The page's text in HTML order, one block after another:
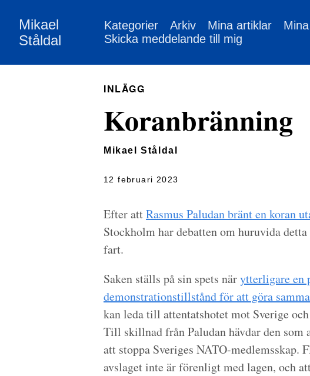
Mikael
Ståldal
Kategorier Arkiv Mina artiklar
Skicka meddelande till mig
INLÄGG
Koranbränning
Mikael Ståldal
12 februari 2023
Efter attRasmus Paludan bränt en koran
Stockholm har debatten om huruvida
fart.
Saken ställs på sin spets närytterligare en
demonstrationstillstånd för att göra
kan leda till attentatshotet mot Sverige
Till skillnad från Paludan hävdar den som
att stoppa Sveriges NATO-medlemsskap.
avslaget inte är förenligt med lagen, och